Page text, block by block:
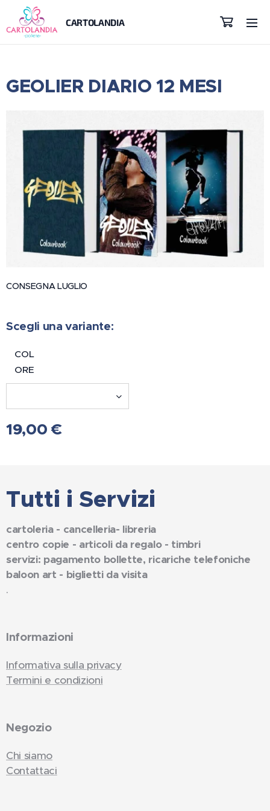
CARTOLANDIA
GEOLIER DIARIO 12 MESI
CONSEGNA LUGLIO
Scegli una variante:
COL
ORE
19,00 €
Tutti i Servizi
cartoleria - cancelleria- libreria
centro copie - articoli da regalo - timbri
servizi: pagamento bollette, ricariche telefoniche
baloon art - biglietti da visita
.
Informazioni
Informativa sulla privacy
Termini e condizioni
Negozio
Chi siamo
Contattaci